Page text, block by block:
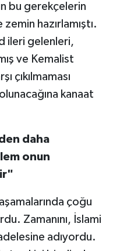
bu gerekçelerin
hazırlamıştı.
ileri gelenleri,
ve Kemalist
çıkılmaması
kanaat
daha
onun
çoğu
Zamanını, İslami
adıyordu.